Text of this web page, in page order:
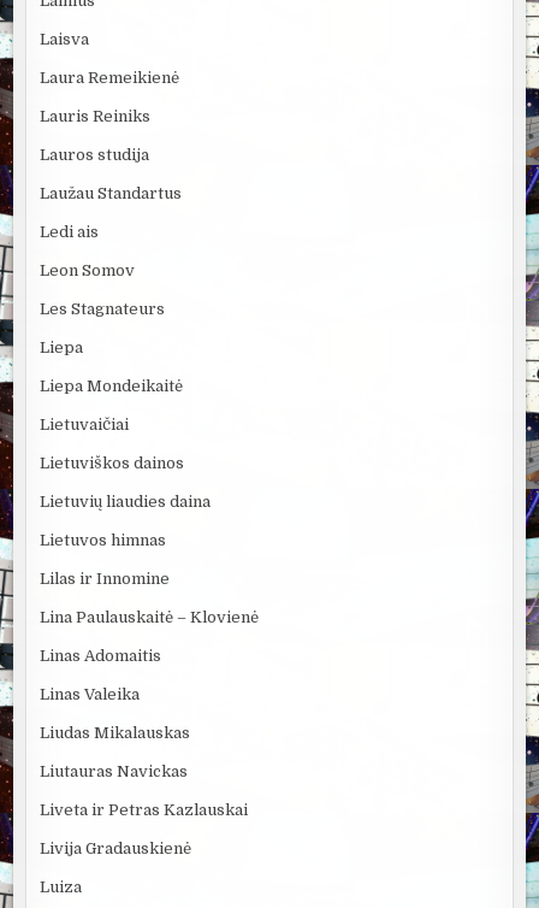
Laisva
Laura Remeikienė
Lauris Reiniks
Lauros studija
Laužau Standartus
Ledi ais
Leon Somov
Les Stagnateurs
Liepa
Liepa Mondeikaitė
Lietuvaičiai
Lietuviškos dainos
Lietuvių liaudies daina
Lietuvos himnas
Lilas ir Innomine
Lina Paulauskaitė – Klovienė
Linas Adomaitis
Linas Valeika
Liudas Mikalauskas
Liutauras Navickas
Liveta ir Petras Kazlauskai
Livija Gradauskienė
Luiza